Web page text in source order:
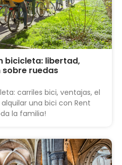
bicicleta: libertad,
ruedas
carriles bici, ventajas, el
una bici con Rent
la familia!